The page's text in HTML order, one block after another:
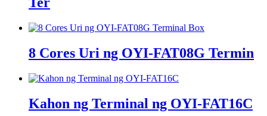
8 Cores Uri ng OYI-FAT08G Termin
Kahon ng Terminal ng OYI-FAT16C